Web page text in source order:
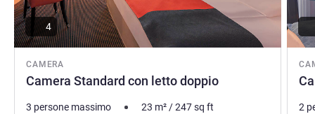
CAMERA
Camera Standard con letto doppio
4
3 persone massimo 23 m²/247sq ft 2